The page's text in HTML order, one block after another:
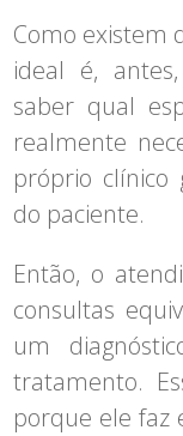
Como existem
ideal é,
saber qual
realmente
próprio
do paciente.
Então, o
consultas
um
tratamento.
porque ele faz